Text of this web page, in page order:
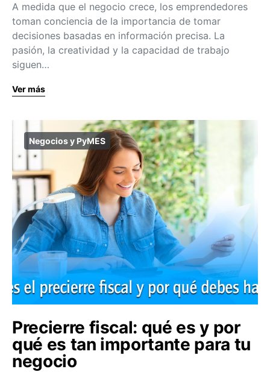
A medida que el negocio crece, los emprendedores
toman conciencia de la importancia de tomar
decisiones basadas en información precisa. La
pasión, la creatividad y la capacidad de trabajo
siguen…
Ver más
Negocios y PyMES
Precierre fiscal: qué es y por
qué es tan importante para tu
negocio